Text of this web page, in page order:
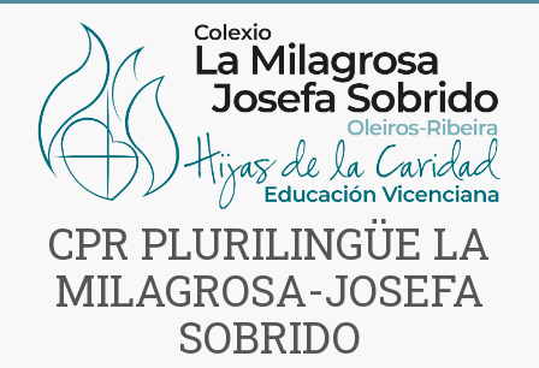
contenido
CPR PLURILINGÜE LA
MILAGROSA-JOSEFA
SOBRIDO